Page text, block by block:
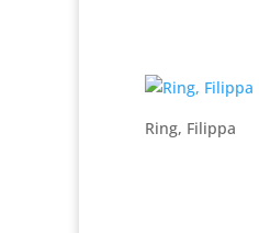
Ring, Filippa